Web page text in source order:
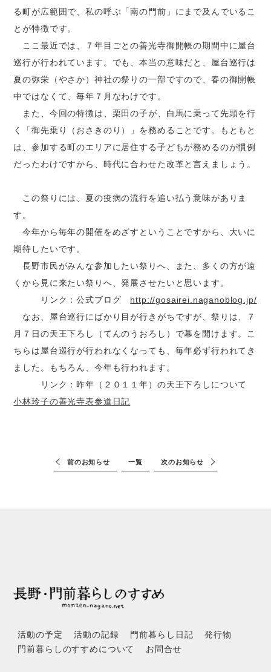
る町が広範囲で、私の呼ぶ「南の門前」にまで及んでいるこ
とが特徴です。
ここ最近では、７年目ごとの善光寺御開帳の期間中に屋台
巡行が行われています。でも、本当の意味だと、屋台巡行は
夏の弥栄（やさか）神社の祭りの一部ですので、春の御開帳
中ではなくて、毎年７月なわけです。
また、今回の特徴は、栗田の子が、白馬に乗って先頭を行
く「御先乗り（おさきのり）」を務めることです。もともと
は、参加する町のエリアに居住する子どもが務めるのが慣例
だったわけですから、時代に合わせた改革と言えましょう。
この祭りには、夏の疫病の流行を追い払う意味がありま
す。
今年から毎年の開催をめざすということですから、大いに
期待したいです。
長野市民がみんな参加したい祭りへ、また、多くの方が遠
くから見に来たい祭りへ、発展させたいと思います。
リンク：公式ブログ http://gosairei.naganoblog.jp/
なお、屋台巡行にばかり目が行きがちですが、祭りは、７
月７日の天王下ろし（てんのうおろし）で幕を開けます。こ
ちらは屋台巡行が行われなくなっても、毎年必ず行われてき
ました。もちろん、今年も行われます。
リンク：昨年（２０１１年）の天王下ろしについて
小林玲子の善光寺表参道日記
前のお知らせ 一覧 次のお知らせ
活動の予定 活動の記録 門前暮らし日記
発行物
門前暮らしのすすめについて
お問合せ